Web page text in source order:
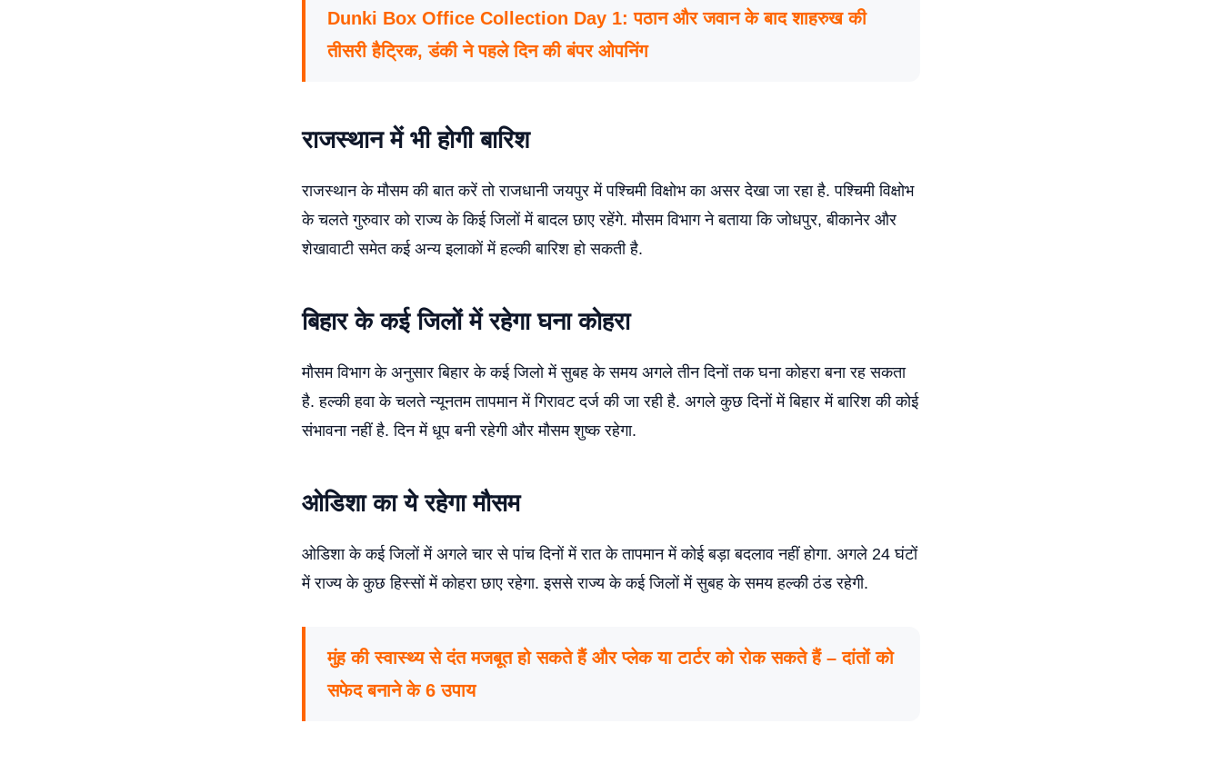
Dunki Box Office Collection Day 1: पठान और जवान के बाद शाहरुख की
तीसरी हैट्रिक, डंकी ने पहले दिन की बंपर ओपनिंग
राजस्थान में भी होगी बारिश
राजस्थान के मौसम की बात करें तो राजधानी जयपुर में पश्चिमी विक्षोभ का असर देखा जा रहा है. पश्चिमी विक्षोभ
के चलते गुरुवार को राज्य के किई जिलों में बादल छाए रहेंगे. मौसम विभाग ने बताया कि जोधपुर, बीकानेर और
शेखावाटी समेत कई अन्य इलाकों में हल्की बारिश हो सकती है.
बिहार के कई जिलों में रहेगा घना कोहरा
मौसम विभाग के अनुसार बिहार के कई जिलो में सुबह के समय अगले तीन दिनों तक घना कोहरा बना रह सकता
है. हल्की हवा के चलते न्यूनतम तापमान में गिरावट दर्ज की जा रही है. अगले कुछ दिनों में बिहार में बारिश की कोई
संभावना नहीं है. दिन में धूप बनी रहेगी और मौसम शुष्क रहेगा.
ओडिशा का ये रहेगा मौसम
ओडिशा के कई जिलों में अगले चार से पांच दिनों में रात के तापमान में कोई बड़ा बदलाव नहीं होगा. अगले 24 घंटों
में राज्य के कुछ हिस्सों में कोहरा छाए रहेगा. इससे राज्य के कई जिलों में सुबह के समय हल्की ठंड रहेगी.
मुंह की स्वास्थ्य से दंत मजबूत हो सकते हैं और प्लेक या टार्टर को रोक सकते हैं – दांतों को
सफेद बनाने के 6 उपाय